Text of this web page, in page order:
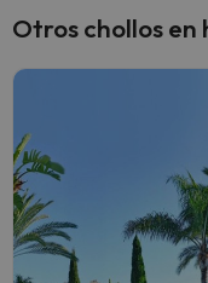
Otros chollos en